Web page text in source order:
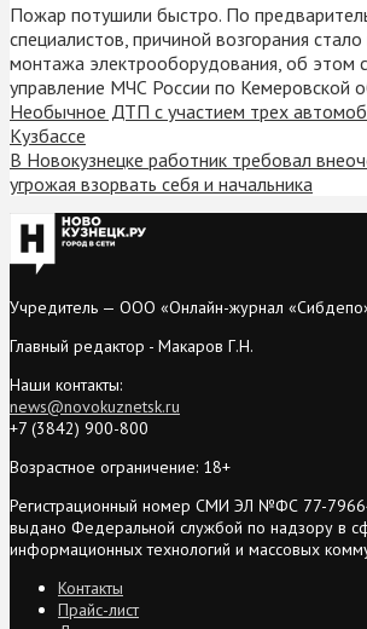
Пожар потушили быстро. По
специалистов, причиной возгорания
монтажа электрооборудования, об этом
управление МЧС России по Кемеровской
Необычное ДТП с участием трех
Кузбассе
В Новокузнецке работник требовал
угрожая взорвать себя и начальника
Учредитель — ООО «Онлайн-журнал
Главный редактор - Макаров Г.Н.
Наши контакты:
news@novokuznetsk.ru
+7 (3842) 900-800
Возрастное ограничение: 18+
Регистрационный номер СМИ ЭЛ №ФС 77-
выдано Федеральной службой по надзору в
информационных технологий и массовых
Контакты
Прайс-лист